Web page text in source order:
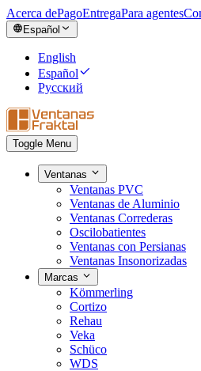
Acerca dePagoEntregaPara agentes
Español
English
Español
Русский
Toggle Menu
Ventanas
Ventanas PVC
Ventanas de Aluminio
Ventanas Correderas
Oscilobatientes
Ventanas con Persianas
Ventanas Insonorizadas
Marcas
Kömmerling
Cortizo
Rehau
Veka
Schüco
WDS